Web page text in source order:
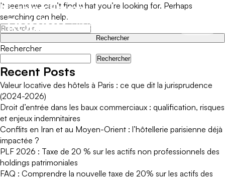
Nothing Found
It seems we can’t find what you’re looking for. Perhaps
searching can help.
Rechercher :
Rechercher
Rechercher
Recent Posts
Valeur locative des hôtels à Paris : ce que dit la jurisprudence
(2024-2026)
Droit d’entrée dans les baux commerciaux : qualification, risques
et enjeux indemnitaires
Conflits en Iran et au Moyen-Orient : l’hôtellerie parisienne déjà
impactée ?
PLF 2026 : Taxe de 20 % sur les actifs non professionnels des
holdings patrimoniales
FAQ : Comprendre la nouvelle taxe de 20% sur les actifs des